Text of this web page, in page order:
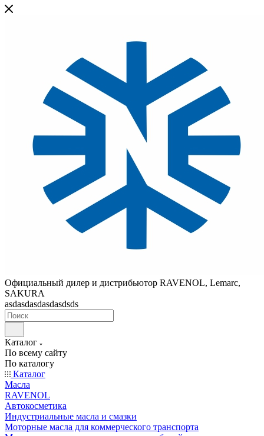
Официальный дилер и дистрибьютор RAVENOL, Lemarc,
SAKURA
asdasdasdasdasdsds
Каталог
По всему сайту
По каталогу
Каталог
Масла
RAVENOL
Автокосметика
Индустриальные масла и смазки
Моторные масла для коммерческого транспорта